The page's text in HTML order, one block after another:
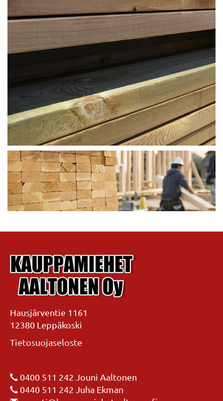
Hausjärventie 1161
12380 Leppäkoski
Tietosuojaseloste
0400 511 242 Jouni Aaltonen
0440 511 242 Juha Ekman